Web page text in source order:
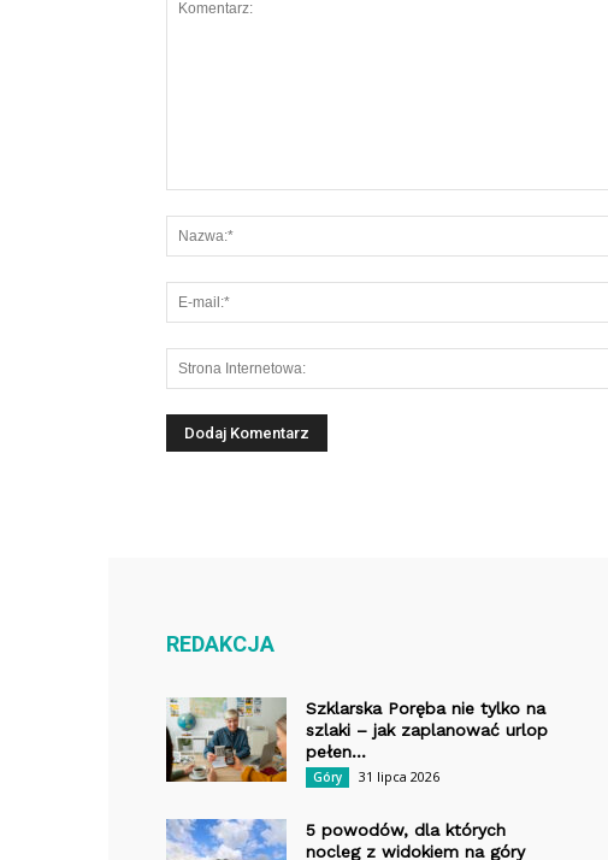
REDAKCJA
Szklarska Poręba nie tylko na
szlaki – jak zaplanować urlop
pełen...
Góry 31 lipca 2026
5 powodów, dla których
nocleg z widokiem na góry